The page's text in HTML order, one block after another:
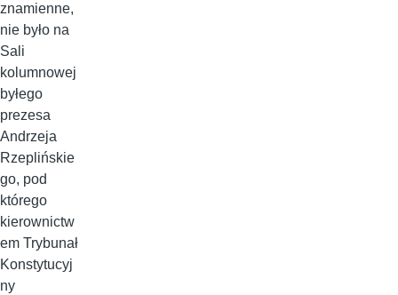
znamienne,
nie było na
Sali
kolumnowej
byłego
prezesa
Andrzeja
Rzeplińskie
go, pod
którego
kierownictw
em Trybunał
Konstytucyj
ny